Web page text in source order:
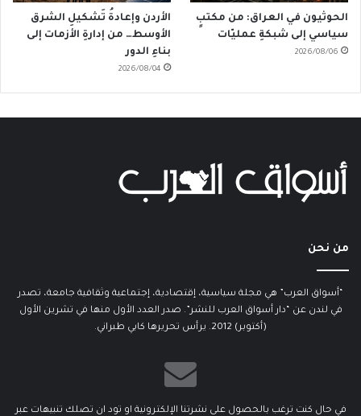
الحوثيون في العراق: من مكتبٍ
سياسي إلى شبكةِ عمليّات
2026/08/06
الأردن وإعادةُ تَشكيلِ الشرق
الأوسط… من إدارةِ الأزمات إلى
بناءِ الدور
2026/08/04
من نحن
“أسواق العرب” هي مجلة سياسية، إقتصادية، إجتماعية وثقافية جامعة، تصدر
في لندن عن “دار أسواق العرب للنشر”. صدر العدد الأول منها في تشرين الأول
(أكتوبر) 2012. يرأس تحريرها كابي طبراني.
في حال كنت ترغب بالحصول على نشرتنا الإلكترونية او تود ان تصلك تنبيهات عبر